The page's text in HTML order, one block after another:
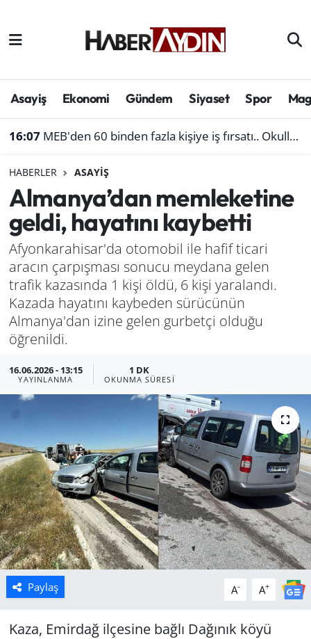
Asayiş Ekonomi Gündem Siyaset Spor
16:07 MEB'den 60 binden fazla kişiye iş fırsatı.. Okullara personel alınacak
HABERLER ASAYIŞ
Almanya’dan memleketine
geldi, hayatını kaybetti
Afyonkarahisar'da otomobil ile hafif ticari
aracın çarpışması sonucu meydana gelen
trafik kazasında 1 kişi öldü, 6 kişi yaralandı.
Kazada hayatını kaybeden sürücünün
Almanya'dan izine gelen gurbetçi olduğu
öğrenildi.
16.06.2026 - 13:15
YAYINLANMA
1 DK
OKUNMA SÜRESI
Paylaş A- A+
Kaza, Emirdağ ilçesine bağlı Dağınık köyü
Afyonkarahisar
Çevre
Genel
Haber
Izmir
Kütahya
Manisa
Muğla
Uşak
Aydın Hava Durumu
Süper Lig Puan Durumu ve Fikstür
Son Dakika Haberleri
Haber Arşivi